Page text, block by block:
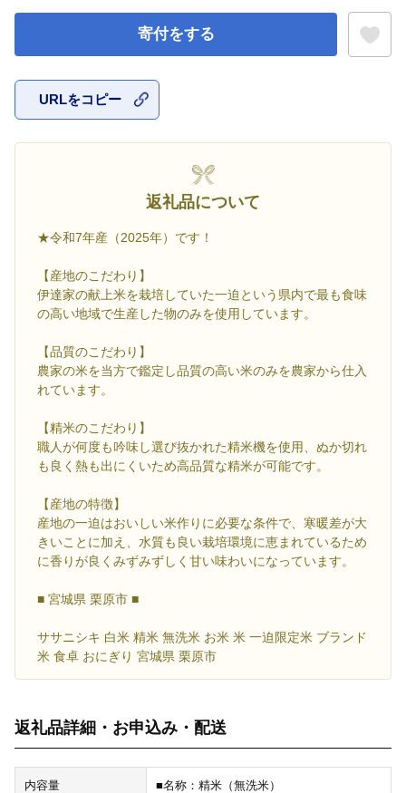
寄付をする
URLをコピー
返礼品について
★令和7年産（2025年）です！
【産地のこだわり】
伊達家の献上米を栽培していた一迫という県内で最も食味
の高い地域で生産した物のみを使用しています。
【品質のこだわり】
農家の米を当方で鑑定し品質の高い米のみを農家から仕入
れています。
【精米のこだわり】
職人が何度も吟味し選び抜かれた精米機を使用、ぬか切れ
も良く熱も出にくいため高品質な精米が可能です。
【産地の特徴】
産地の一迫はおいしい米作りに必要な条件で、寒暖差が大
きいことに加え、水質も良い栽培環境に恵まれているため
に香りが良くみずみずしく甘い味わいになっています。
■ 宮城県 栗原市 ■
ササニシキ 白米 精米 無洗米 お米 米 一迫限定米 ブランド
米 食卓 おにぎり 宮城県 栗原市
返礼品詳細・お申込み・配送
内容量
■名称：精米（無洗米）